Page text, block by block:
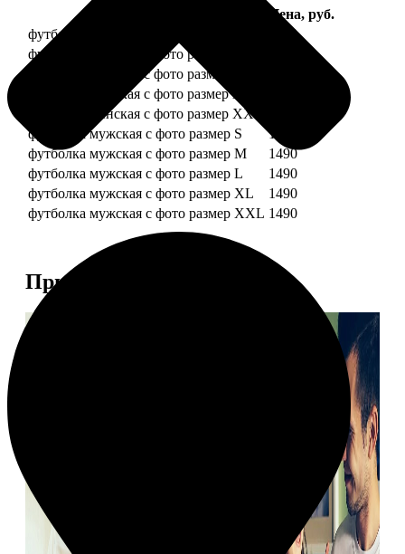
Цена, руб.
футболка женская с фото размер S
1490
футболка женская с фото размер M
футболка женская с фото размер L
футболка женская с фото размер XL
футболка женская с фото размер XXL
футболка мужская с фото размер S
1490
футболка мужская с фото размер M
1490
футболка мужская с фото размер L
1490
футболка мужская с фото размер XL
1490
футболка мужская с фото размер XXL 1490
Примеры работ